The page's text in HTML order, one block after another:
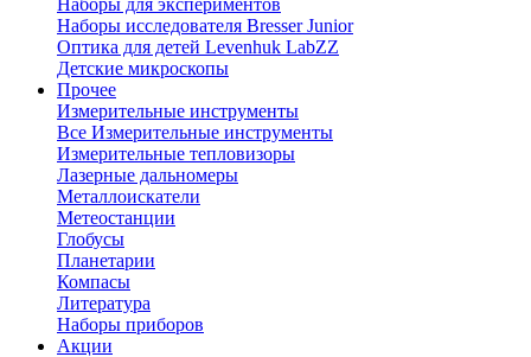
Наборы для экспериментов
Наборы исследователя Bresser Junior
Оптика для детей Levenhuk LabZZ
Детские микроскопы
Прочее
Измерительные инструменты
Все Измерительные инструменты
Измерительные тепловизоры
Лазерные дальномеры
Металлоискатели
Метеостанции
Глобусы
Планетарии
Компасы
Литература
Наборы приборов
Акции